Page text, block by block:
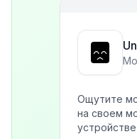
Ощутите
на своем
устройстве